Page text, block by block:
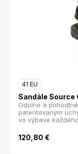
41 EU
Sandále Source
Odolné a
patentovaným
vo výbave
uchytenia
sandálov na rôzne
časi pásikov
svojim
120,80 €